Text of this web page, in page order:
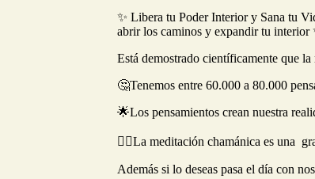
✨ Libera tu Poder Interior y Sana tu
abrir los caminos y expandir tu interior
Está demostrado científicamente que
🤔Tenemos entre 60.000 a 80.000
🌟Los pensamientos crean nuestra
🧘‍♂️La meditación chamánica es una
Además si lo deseas pasa el día con